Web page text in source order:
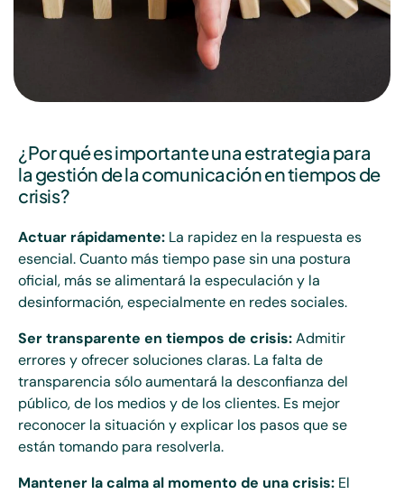
¿Por qué es importante una estrategia para
la gestión de la comunicación en tiempos de
crisis?
Actuar rápidamente: La rapidez en la respuesta es
esencial. Cuanto más tiempo pase sin una postura
oficial, más se alimentará la especulación y la
desinformación, especialmente en redes sociales.
Ser transparente en tiempos de crisis:Admitir
errores y ofrecer soluciones claras. La falta de
transparencia sólo aumentará la desconfianza del
público, de los medios y de los clientes. Es mejor
reconocer la situación y explicar los pasos que se
están tomando para resolverla.
Mantener la calma al momento de una crisis: El